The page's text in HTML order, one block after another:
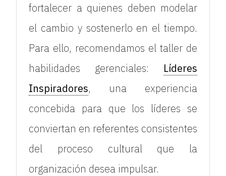
fortalecer a quienes deben modelar
el cambio y sostenerlo en el tiempo.
Para ello, recomendamos el taller de
habilidades gerenciales: Líderes
Inspiradores, una experiencia
concebida para que los líderes se
conviertan en referentes consistentes
del proceso cultural que la
organización desea impulsar.